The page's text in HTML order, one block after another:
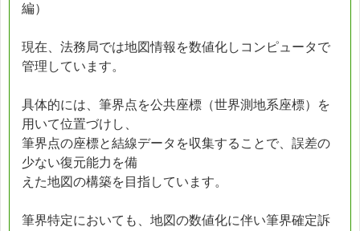
編）
現在、法務局では地図情報を数値化しコンピュータで
管理しています。
具体的には、筆界点を公共座標（世界測地系座標）を
用いて位置づけし、
筆界点の座標と結線データを収集することで、誤差の
少ない復元能力を備
えた地図の構築を目指しています。
筆界特定においても、地図の数値化に伴い筆界確定訴